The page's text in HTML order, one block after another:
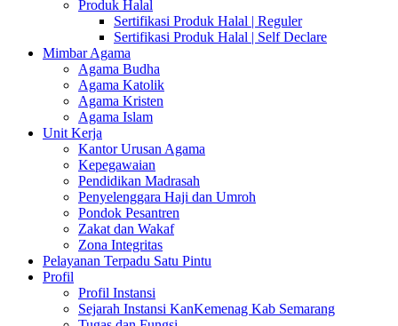
Produk Halal
Sertifikasi Produk Halal | Reguler
Sertifikasi Produk Halal | Self Declare
Mimbar Agama
Agama Budha
Agama Katolik
Agama Kristen
Agama Islam
Unit Kerja
Kantor Urusan Agama
Kepegawaian
Pendidikan Madrasah
Penyelenggara Haji dan Umroh
Pondok Pesantren
Zakat dan Wakaf
Zona Integritas
Pelayanan Terpadu Satu Pintu
Profil
Profil Instansi
Sejarah Instansi KanKemenag Kab Semarang